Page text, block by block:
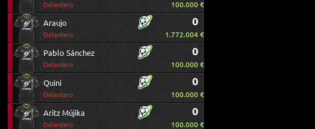
Delantero 100.000 €
Araujo
Delantero
0
1.772.004 €
Pablo Sánchez
Delantero
0
100.000 €
Quini
Delantero
0
100.000 €
Aritz Mújika
Delantero
0
100.000 €